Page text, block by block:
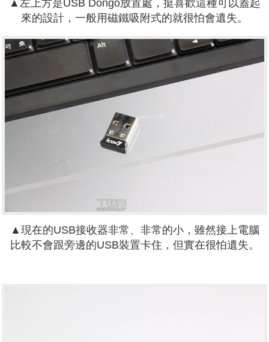
▲左上方是USB Dongo放置處，挺喜歡這種可以蓋起
來的設計，一般用磁鐵吸附式的就很怕會遺失。
▲現在的USB接收器非常、非常的小，雖然接上電腦
比較不會跟旁邊的USB裝置卡住，但實在很怕遺失。